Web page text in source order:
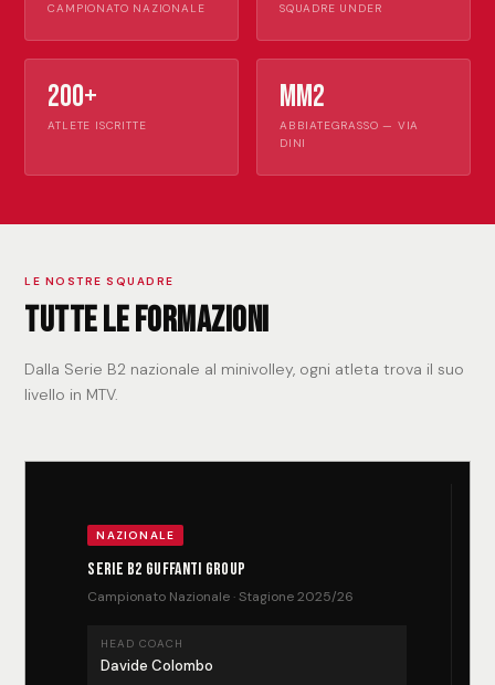
CAMPIONATO NAZIONALE SQUADRE UNDER
200+
ATLETE ISCRITTE
MM2
ABBIATEGRASSO — VIA
DINI
LE NOSTRE SQUADRE
Tutte le formazioni
Dalla Serie B2 nazionale al minivolley, ogni atleta trova il suo
livello in MTV.
NAZIONALE
Serie B2 Guffanti Group
Campionato Nazionale · Stagione 2025/26
HEAD COACH
Davide Colombo